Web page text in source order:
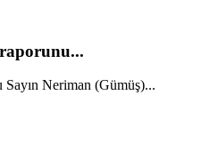
Sayın Neriman (Gümüş)...